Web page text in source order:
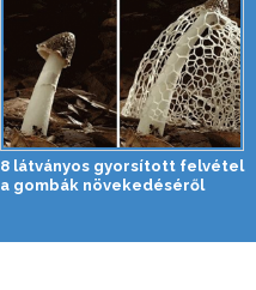
8 látványos gyorsított felvétel
a gombák növekedéséről